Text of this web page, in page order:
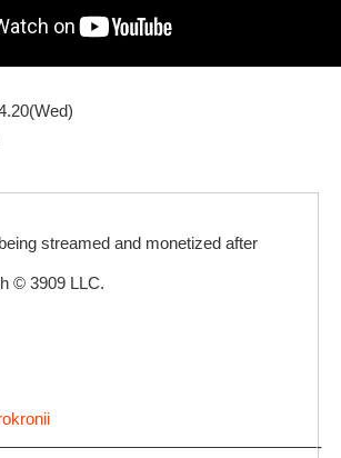
streamed and monetized after
© 3909 LLC.